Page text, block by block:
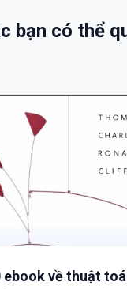
bạn có thể
ebook về thuật